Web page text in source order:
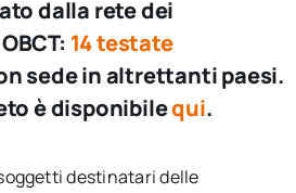
dalla rete dei
14 testate
sede in altrettanti paesi.
è disponibilequi.
destinatari delle